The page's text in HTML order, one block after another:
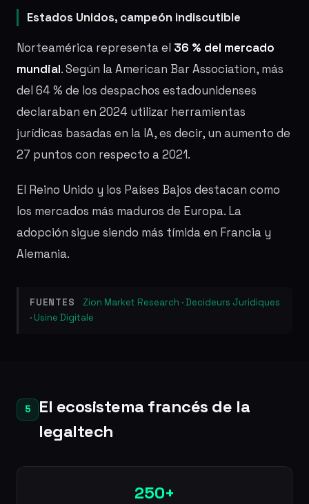
Estados Unidos, campeón indiscutible
Norteamérica representa el 36 % del mercado
mundial. Según la American Bar Association, más
del 64 % de los despachos estadounidenses
declaraban en 2024 utilizar herramientas
jurídicas basadas en la IA, es decir, un aumento de
27 puntos con respecto a 2021.
El Reino Unido y los Países Bajos destacan como
los mercados más maduros de Europa. La
adopción sigue siendo más tímida en Francia y
Alemania.
FUENTES Zion Market Research ·Decideurs Juridiques
· Usine Digitale
5
El ecosistema francés de la
legaltech
250+